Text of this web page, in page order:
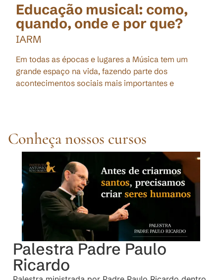
Educação musical: como,
quando, onde e por que?
IARM
Em todas as épocas e lugares a Música tem um
grande espaço na vida, fazendo parte dos
acontecimentos sociais mais importantes e
Conheça nossos cursos
Palestra Padre Paulo
Ricardo